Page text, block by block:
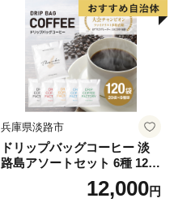
兵庫県淡路市
ドリップバッグコーヒー 淡
路島アソートセット 6種 120
袋 飲み比べ コーヒー
12,000円